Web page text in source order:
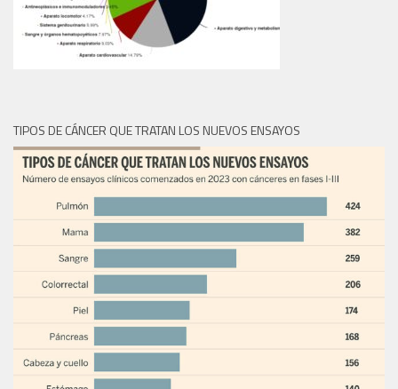
TIPOS DE CÁNCER QUE TRATAN LOS NUEVOS ENSAYOS